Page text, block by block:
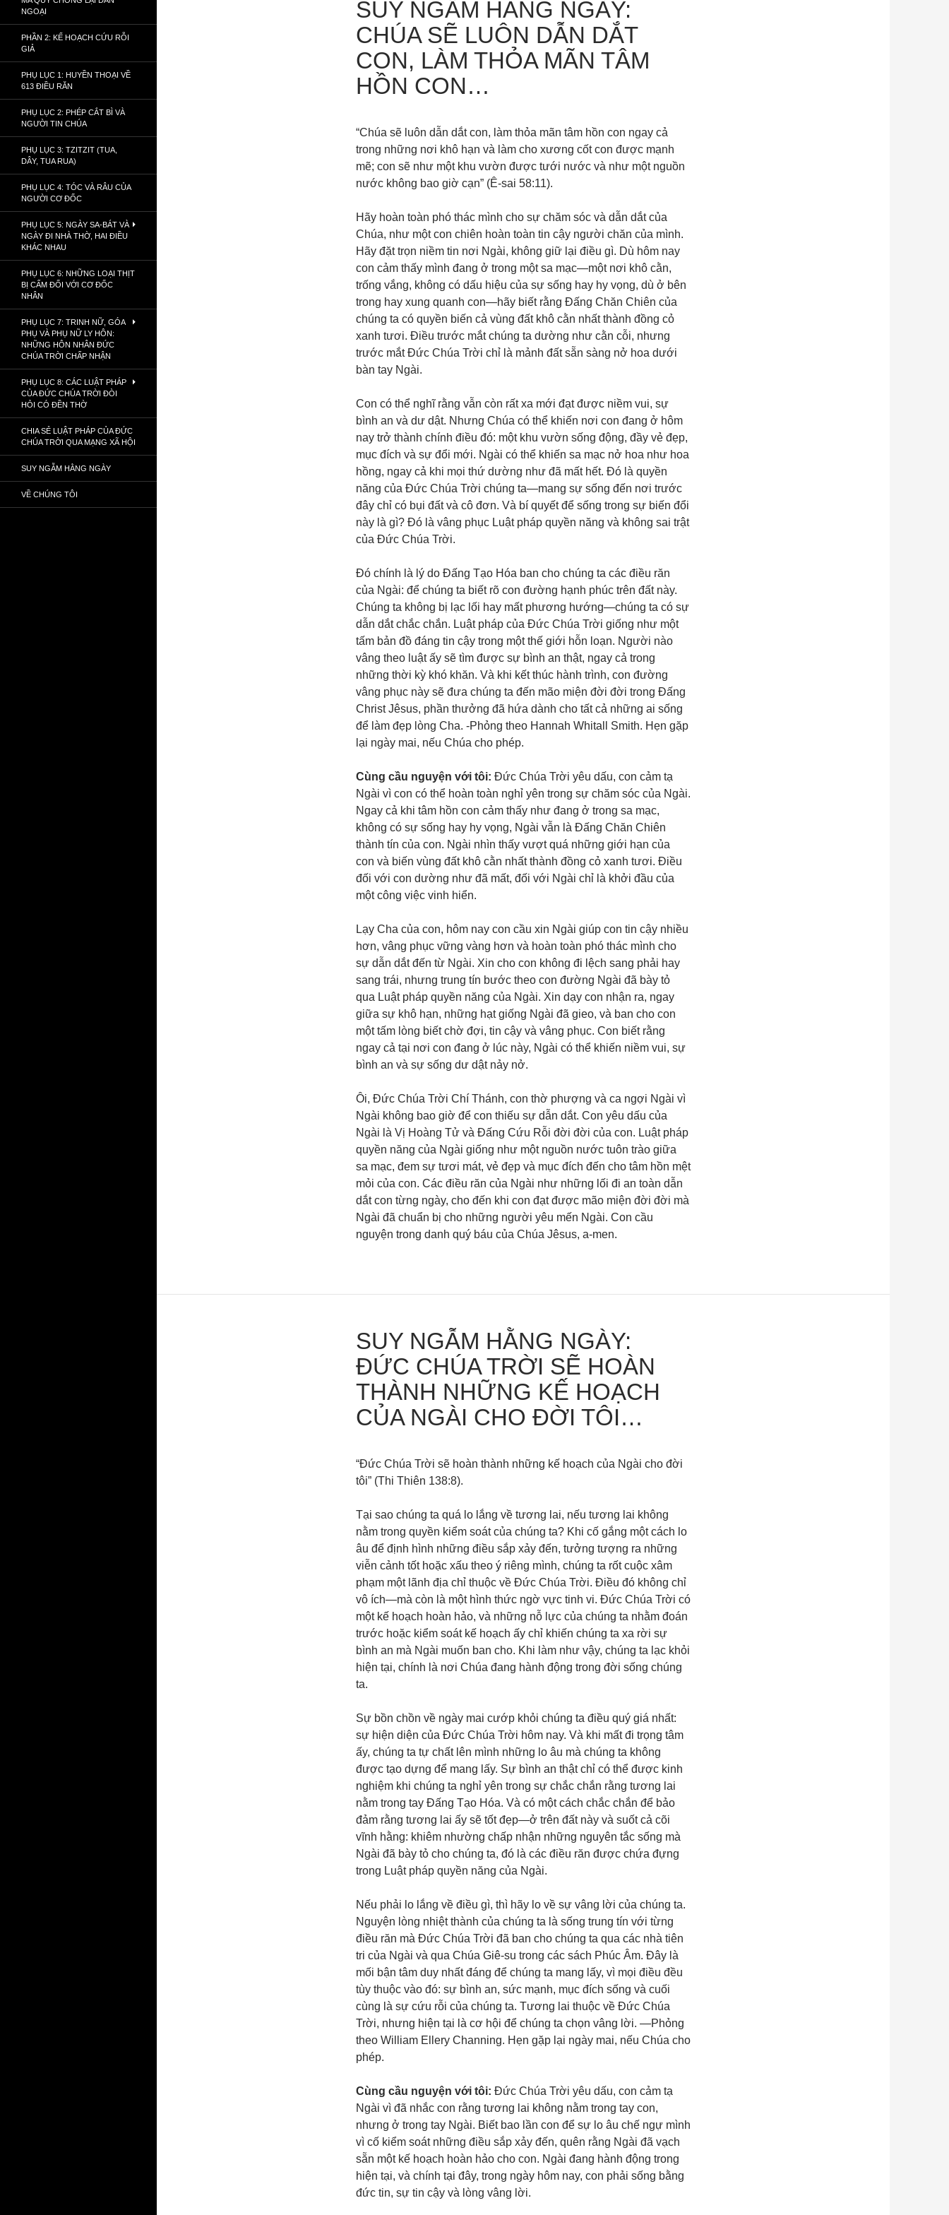
SUY NGẪM HẰNG NGÀY:
CHÚA SẼ LUÔN DẪN DẮT
CON, LÀM THỎA MÃN TÂM
HỒN CON…
“Chúa sẽ luôn dẫn dắt con, làm thỏa mãn tâm hồn con ngay cả
trong những nơi khô hạn và làm cho xương cốt con được mạnh
mẽ; con sẽ như một khu vườn được tưới nước và như một nguồn
nước không bao giờ cạn” (Ê-sai 58:11).
Hãy hoàn toàn phó thác mình cho sự chăm sóc và dẫn dắt của
Chúa, như một con chiên hoàn toàn tin cậy người chăn của mình.
Hãy đặt trọn niềm tin nơi Ngài, không giữ lại điều gì. Dù hôm nay
con cảm thấy mình đang ở trong một sa mạc—một nơi khô cằn,
trống vắng, không có dấu hiệu của sự sống hay hy vọng, dù ở bên
trong hay xung quanh con—hãy biết rằng Đấng Chăn Chiên của
chúng ta có quyền biến cả vùng đất khô cằn nhất thành đồng cỏ
xanh tươi. Điều trước mắt chúng ta dường như cằn cỗi, nhưng
trước mắt Đức Chúa Trời chỉ là mảnh đất sẵn sàng nở hoa dưới
bàn tay Ngài.
Con có thể nghĩ rằng vẫn còn rất xa mới đạt được niềm vui, sự
bình an và dư dật. Nhưng Chúa có thể khiến nơi con đang ở hôm
nay trở thành chính điều đó: một khu vườn sống động, đầy vẻ đẹp,
mục đích và sự đổi mới. Ngài có thể khiến sa mạc nở hoa như hoa
hồng, ngay cả khi mọi thứ dường như đã mất hết. Đó là quyền
năng của Đức Chúa Trời chúng ta—mang sự sống đến nơi trước
đây chỉ có bụi đất và cô đơn. Và bí quyết để sống trong sự biến đổi
này là gì? Đó là vâng phục Luật pháp quyền năng và không sai trật
của Đức Chúa Trời.
Đó chính là lý do Đấng Tạo Hóa ban cho chúng ta các điều răn
của Ngài: để chúng ta biết rõ con đường hạnh phúc trên đất này.
Chúng ta không bị lạc lối hay mất phương hướng—chúng ta có sự
dẫn dắt chắc chắn. Luật pháp của Đức Chúa Trời giống như một
tấm bản đồ đáng tin cậy trong một thế giới hỗn loạn. Người nào
vâng theo luật ấy sẽ tìm được sự bình an thật, ngay cả trong
những thời kỳ khó khăn. Và khi kết thúc hành trình, con đường
vâng phục này sẽ đưa chúng ta đến mão miện đời đời trong Đấng
Christ Jêsus, phần thưởng đã hứa dành cho tất cả những ai sống
để làm đẹp lòng Cha. -Phỏng theo Hannah Whitall Smith. Hẹn gặp
lại ngày mai, nếu Chúa cho phép.
Cùng cầu nguyện với tôi: Đức Chúa Trời yêu dấu, con cảm tạ
Ngài vì con có thể hoàn toàn nghỉ yên trong sự chăm sóc của Ngài.
Ngay cả khi tâm hồn con cảm thấy như đang ở trong sa mạc,
không có sự sống hay hy vọng, Ngài vẫn là Đấng Chăn Chiên
thành tín của con. Ngài nhìn thấy vượt quá những giới hạn của
con và biến vùng đất khô cằn nhất thành đồng cỏ xanh tươi. Điều
đối với con dường như đã mất, đối với Ngài chỉ là khởi đầu của
một công việc vinh hiển.
Lạy Cha của con, hôm nay con cầu xin Ngài giúp con tin cậy nhiều
hơn, vâng phục vững vàng hơn và hoàn toàn phó thác mình cho
sự dẫn dắt đến từ Ngài. Xin cho con không đi lệch sang phải hay
sang trái, nhưng trung tín bước theo con đường Ngài đã bày tỏ
qua Luật pháp quyền năng của Ngài. Xin dạy con nhận ra, ngay
giữa sự khô hạn, những hạt giống Ngài đã gieo, và ban cho con
một tấm lòng biết chờ đợi, tin cậy và vâng phục. Con biết rằng
ngay cả tại nơi con đang ở lúc này, Ngài có thể khiến niềm vui, sự
bình an và sự sống dư dật nảy nở.
Ôi, Đức Chúa Trời Chí Thánh, con thờ phượng và ca ngợi Ngài vì
Ngài không bao giờ để con thiếu sự dẫn dắt. Con yêu dấu của
Ngài là Vị Hoàng Tử và Đấng Cứu Rỗi đời đời của con. Luật pháp
quyền năng của Ngài giống như một nguồn nước tuôn trào giữa
sa mạc, đem sự tươi mát, vẻ đẹp và mục đích đến cho tâm hồn mệt
mỏi của con. Các điều răn của Ngài như những lối đi an toàn dẫn
dắt con từng ngày, cho đến khi con đạt được mão miện đời đời mà
Ngài đã chuẩn bị cho những người yêu mến Ngài. Con cầu
nguyện trong danh quý báu của Chúa Jêsus, a-men.
SUY NGẪM HẰNG NGÀY:
ĐỨC CHÚA TRỜI SẼ HOÀN
THÀNH NHỮNG KẾ HOẠCH
CỦA NGÀI CHO ĐỜI TÔI…
“Đức Chúa Trời sẽ hoàn thành những kế hoạch của Ngài cho đời
tôi” (Thi Thiên 138:8).
Tại sao chúng ta quá lo lắng về tương lai, nếu tương lai không
nằm trong quyền kiểm soát của chúng ta? Khi cố gắng một cách lo
âu để định hình những điều sắp xảy đến, tưởng tượng ra những
viễn cảnh tốt hoặc xấu theo ý riêng mình, chúng ta rốt cuộc xâm
phạm một lãnh địa chỉ thuộc về Đức Chúa Trời. Điều đó không chỉ
vô ích—mà còn là một hình thức ngờ vực tinh vi. Đức Chúa Trời có
một kế hoạch hoàn hảo, và những nỗ lực của chúng ta nhằm đoán
trước hoặc kiểm soát kế hoạch ấy chỉ khiến chúng ta xa rời sự
bình an mà Ngài muốn ban cho. Khi làm như vậy, chúng ta lạc khỏi
hiện tại, chính là nơi Chúa đang hành động trong đời sống chúng
ta.
Sự bồn chồn về ngày mai cướp khỏi chúng ta điều quý giá nhất:
sự hiện diện của Đức Chúa Trời hôm nay. Và khi mất đi trọng tâm
ấy, chúng ta tự chất lên mình những lo âu mà chúng ta không
được tạo dựng để mang lấy. Sự bình an thật chỉ có thể được kinh
nghiệm khi chúng ta nghỉ yên trong sự chắc chắn rằng tương lai
nằm trong tay Đấng Tạo Hóa. Và có một cách chắc chắn để bảo
đảm rằng tương lai ấy sẽ tốt đẹp—ở trên đất này và suốt cả cõi
vĩnh hằng: khiêm nhường chấp nhận những nguyên tắc sống mà
Ngài đã bày tỏ cho chúng ta, đó là các điều răn được chứa đựng
trong Luật pháp quyền năng của Ngài.
Nếu phải lo lắng về điều gì, thì hãy lo về sự vâng lời của chúng ta.
Nguyện lòng nhiệt thành của chúng ta là sống trung tín với từng
điều răn mà Đức Chúa Trời đã ban cho chúng ta qua các nhà tiên
tri của Ngài và qua Chúa Giê-su trong các sách Phúc Âm. Đây là
mối bận tâm duy nhất đáng để chúng ta mang lấy, vì mọi điều đều
tùy thuộc vào đó: sự bình an, sức mạnh, mục đích sống và cuối
cùng là sự cứu rỗi của chúng ta. Tương lai thuộc về Đức Chúa
Trời, nhưng hiện tại là cơ hội để chúng ta chọn vâng lời. —Phỏng
theo William Ellery Channing. Hẹn gặp lại ngày mai, nếu Chúa cho
phép.
Cùng cầu nguyện với tôi: Đức Chúa Trời yêu dấu, con cảm tạ
Ngài vì đã nhắc con rằng tương lai không nằm trong tay con,
nhưng ở trong tay Ngài. Biết bao lần con để sự lo âu chế ngự mình
vì cố kiểm soát những điều sắp xảy đến, quên rằng Ngài đã vạch
sẵn một kế hoạch hoàn hảo cho con. Ngài đang hành động trong
hiện tại, và chính tại đây, trong ngày hôm nay, con phải sống bằng
đức tin, sự tin cậy và lòng vâng lời.
NGOẠI
PHẦN 2: KẾ HOẠCH CỨU RỖI
GIẢ
PHỤ LỤC 1: HUYỀN THOẠI VỀ
613 ĐIỀU RĂN
PHỤ LỤC 2: PHÉP CẮT BÌ VÀ
NGƯỜI TIN CHÚA
PHỤ LỤC 3: TZITZIT (TUA,
DÂY, TUA RUA)
PHỤ LỤC 4: TÓC VÀ RÂU CỦA
NGƯỜI CƠ ĐỐC
PHỤ LỤC 5: NGÀY SA-BÁT VÀ
NGÀY ĐI NHÀ THỜ, HAI ĐIỀU
KHÁC NHAU
PHỤ LỤC 6: NHỮNG LOẠI THỊT
BỊ CẤM ĐỐI VỚI CƠ ĐỐC
NHÂN
PHỤ LỤC 7: TRINH NỮ, GÓA
PHỤ VÀ PHỤ NỮ LY HÔN:
NHỮNG HÔN NHÂN ĐỨC
CHÚA TRỜI CHẤP NHẬN
PHỤ LỤC 8: CÁC LUẬT PHÁP
CỦA ĐỨC CHÚA TRỜI ĐÒI
HỎI CÓ ĐỀN THỜ
CHIA SẺ LUẬT PHÁP CỦA ĐỨC
CHÚA TRỜI QUA MẠNG XÃ HỘI
SUY NGẪM HẰNG NGÀY
VỀ CHÚNG TÔI